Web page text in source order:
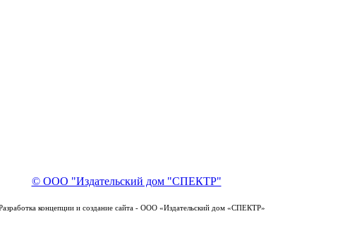
© ООО "Издательский дом "СПЕКТР"
концепции и создание сайта - ООО «Издательский дом «СПЕКТР»